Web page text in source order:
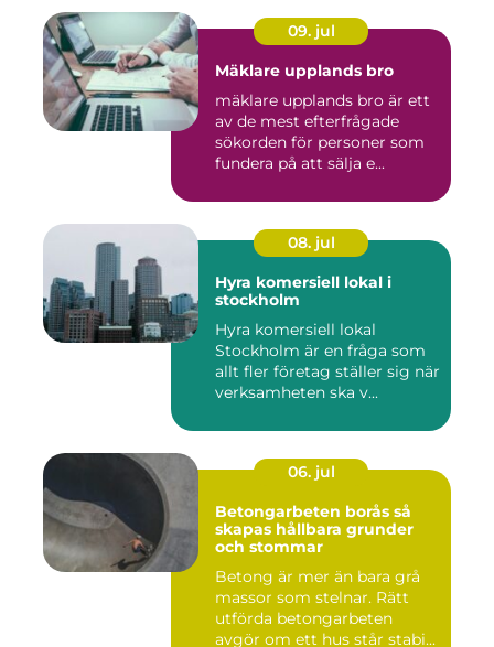
09. jul
Mäklare upplands bro
mäklare upplands bro är ett
av de mest efterfrågade
sökorden för personer som
fundera på att sälja e...
08. jul
Hyra komersiell lokal i
stockholm
Hyra komersiell lokal
Stockholm är en fråga som
allt fler företag ställer sig när
verksamheten ska v...
06. jul
Betongarbeten borås så
skapas hållbara grunder
och stommar
Betong är mer än bara grå
massor som stelnar. Rätt
utförda betongarbeten
avgör om ett hus står stabi...